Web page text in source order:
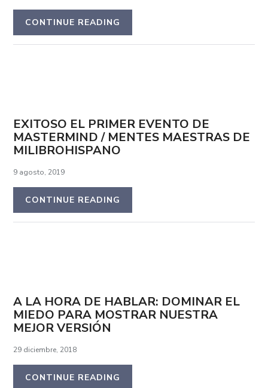
CONTINUE READING
EXITOSO EL PRIMER EVENTO DE
MASTERMIND / MENTES MAESTRAS DE
MILIBROHISPANO
9 agosto, 2019
CONTINUE READING
A LA HORA DE HABLAR: DOMINAR EL
MIEDO PARA MOSTRAR NUESTRA
MEJOR VERSIÓN
29 diciembre, 2018
CONTINUE READING